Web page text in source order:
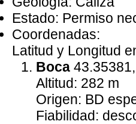
Estado: Permiso
Coordenadas:
Latitud y Longitud
Boca
Altitud: 282 m
Origen: BD
Fiabilidad: